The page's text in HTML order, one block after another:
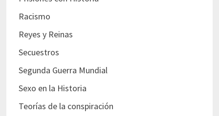
Racismo
Reyes y Reinas
Secuestros
Segunda Guerra Mundial
Sexo en la Historia
Teorías de la conspiración